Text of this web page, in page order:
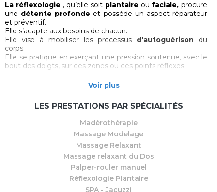
La réflexologie , qu’elle soit plantaire oufaciale, procure
une détente profonde et possède un aspect réparateur
et préventif.
Elle s’adapte aux besoins de chacun.
Elle vise à mobiliser les processus d'autoguérison du
corps.
Elle se pratique en exerçant une pression soutenue, avec le
bout des doigts, sur des zones ou des points réflexes.
Afin d’apaiser, de soulager et de libérer les tensions
psychiques et physiques accumulées au quotidien, je
Profitez également duSPApour un moment de détente
Mon parcours (rédigé par lebienetre.fr)
« Licence de psychologie et réflexologue »
Sophie Bintz ne pensait pas devenir un jour réflexologue.
Voir plus
LES PRESTATIONS PAR SPÉCIALITÉS
Madérothérapie
Massage Modelage
Massage Relaxant
Massage relaxant du Dos
Palper-rouler manuel
Réflexologie Plantaire
SPA - Jacuzzi